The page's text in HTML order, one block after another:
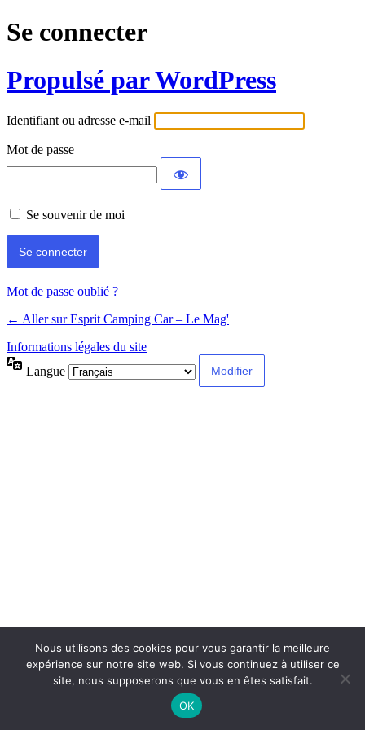
Se connecter
Propulsé par WordPress
Identifiant ou adresse e-mail
Mot de passe
Se souvenir de moi
Mot de passe oublié ?
← Aller sur Esprit Camping Car – Le Mag'
Informations légales du site
Langue
Nous utilisons des cookies pour vous garantir la meilleure
expérience sur notre site web. Si vous continuez à utiliser ce
site, nous supposerons que vous en êtes satisfait.
OK